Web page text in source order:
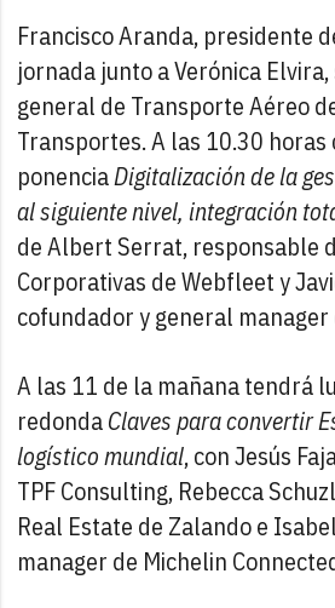
Francisco Aranda, presidente
jornada junto a Verónica
general de Transporte Aéreo
Transportes. A las 10.30 horas
ponenciaDigitalización de la
al siguiente nivel, integración
de Albert Serrat, responsable
Corporativas de Webfleet y
cofundador y general manager
A las 11 de la mañana tendrá
redondaClaves para convertir
logístico mundial, con Jesús
TPF Consulting, Rebecca
Real Estate de Zalando e
manager de Michelin